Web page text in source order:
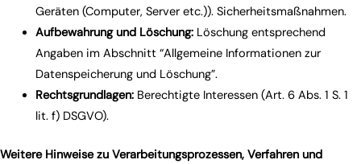
Geräten (Computer, Server etc.)). Sicherheitsmaßnahmen.
Aufbewahrung und Löschung:Löschung entsprechend
Angaben im Abschnitt “Allgemeine Informationen zur
Datenspeicherung und Löschung”.
Rechtsgrundlagen:Berechtigte Interessen (Art. 6 Abs. 1 S. 1
lit. f) DSGVO).
Weitere Hinweise zu Verarbeitungsprozessen, Verfahren und